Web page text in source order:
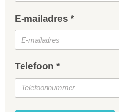
E-mailadres *
Telefoon *